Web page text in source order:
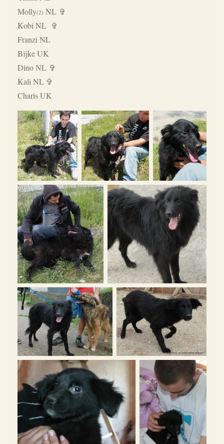
Molly(2) NL ✞
Kobi NL ✞
Franzi NL
Bijke UK
Dino NL ✞
Kali NL ✞
Charis UK